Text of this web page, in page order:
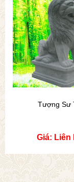
Tượng Sư
Giá: Liên